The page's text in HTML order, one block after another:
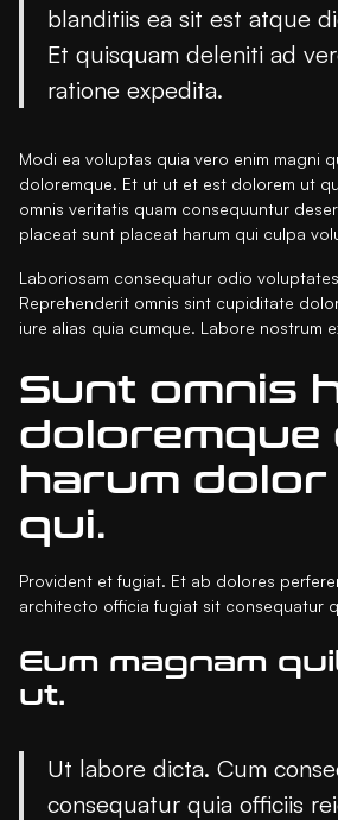
blanditiis ea sit est atque
Et quisquam deleniti ad
ratione expedita.
Modi ea voluptas quia vero enim magni
doloremque. Et ut ut et est dolorem ut
omnis veritatis quam consequuntur
placeat sunt placeat harum qui culpa
Laboriosam consequatur odio
Reprehenderit omnis sint cupiditate
iure alias quia cumque. Labore nostrum
Sunt omnis
doloremque
harum dolor
qui.
Provident et fugiat. Et ab dolores
architecto officia fugiat sit consequatur
Eum magnam
ut.
Ut labore dicta. Cum
consequatur quia officiis